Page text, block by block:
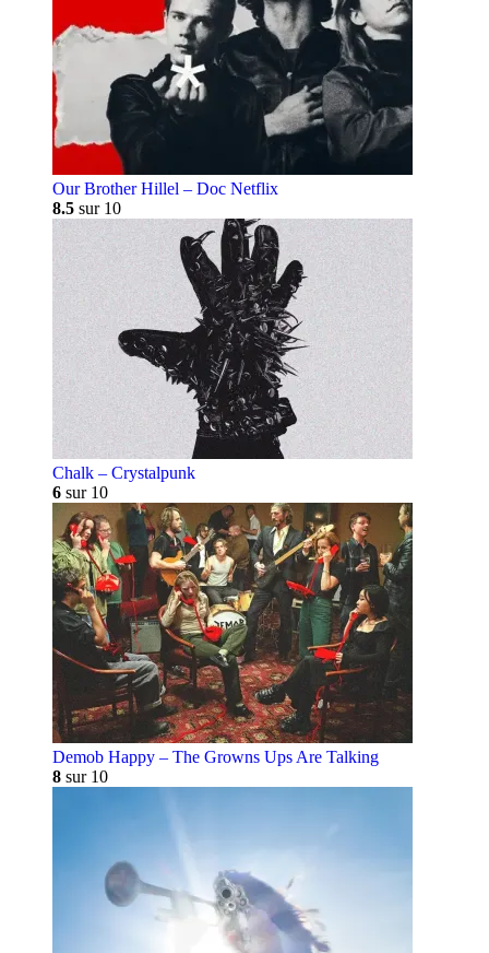
Our Brother Hillel – Doc Netflix
8.5 sur 10
Chalk – Crystalpunk
6 sur 10
Demob Happy – The Growns Ups Are Talking
8 sur 10